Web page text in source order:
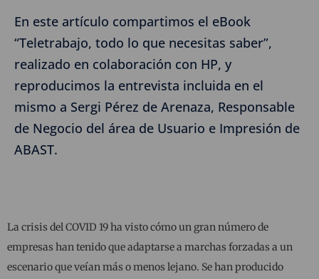
En este artículo compartimos el eBook
“Teletrabajo, todo lo que necesitas saber”,
realizado en colaboración con HP, y
reproducimos la entrevista incluida en el
mismo a Sergi Pérez de Arenaza, Responsable
de Negocio del área de Usuario e Impresión de
ABAST.
La crisis del COVID 19 ha visto cómo un gran número de
empresas han tenido que adaptarse a marchas forzadas a un
escenario que veían más o menos lejano. Se han producido